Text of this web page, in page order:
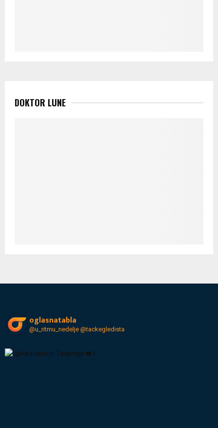
DOKTOR LUNE
oglasnatabla
@u_ritmu_nedelje @tackegledista